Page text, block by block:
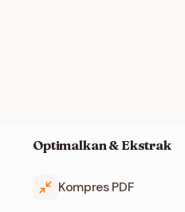
Optimalkan & Ekstrak
Kompres PDF